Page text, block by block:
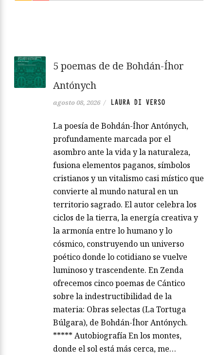
5 poemas de de Bohdán-Íhor
Antónych
agosto 08, 2026 / LAURA DI VERSO
La poesía de Bohdán-Íhor Antónych,
profundamente marcada por el
asombro ante la vida y la naturaleza,
fusiona elementos paganos, símbolos
cristianos y un vitalismo casi místico que
convierte al mundo natural en un
territorio sagrado. El autor celebra los
ciclos de la tierra, la energía creativa y
la armonía entre lo humano y lo
cósmico, construyendo un universo
poético donde lo cotidiano se vuelve
luminoso y trascendente. En Zenda
ofrecemos cinco poemas de Cántico
sobre la indestructibilidad de la
materia: Obras selectas (La Tortuga
Búlgara), de Bohdán-Íhor Antónych.
***** Autobiografía En los montes,
donde el sol está más cerca, me…